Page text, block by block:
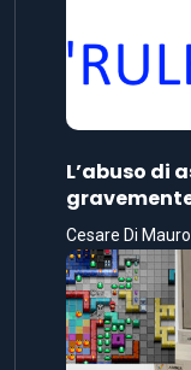
L’abuso di
Cesare Di Mauro